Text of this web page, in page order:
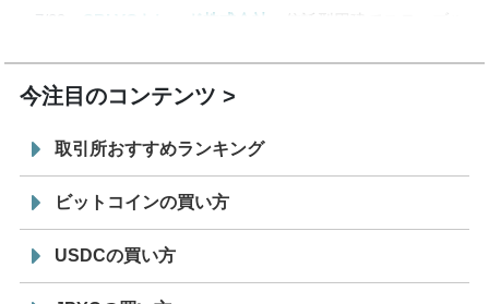
7/29
SBI VCトレード株式会社
信託型円建てステーブル
今注目のコンテンツ
取引所おすすめランキング
ビットコインの買い方
USDCの買い方